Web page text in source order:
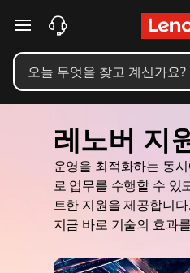
주요 콘텐츠로 건너뛰기
레노버 지
운영을 최적화하는 동
로 업무를 수행할 수 있
트한 지원을 제공합니
지금 바로 기술의 효과